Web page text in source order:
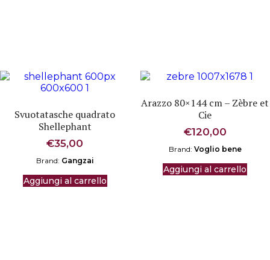
Svuotatasche quadrato
Shellephant
€35,00
Brand: Gangzai
Aggiungi al carrello
Arazzo 80×144 cm – Zèbre et
Cie
€120,00
Brand: Voglio bene
Aggiungi al carrello